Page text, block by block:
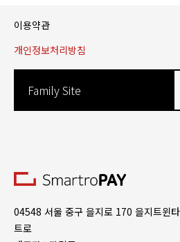
이용약관
개인정보처리방침
Family Site
04548 서울 중구 을지로 170 을지트윈
트로